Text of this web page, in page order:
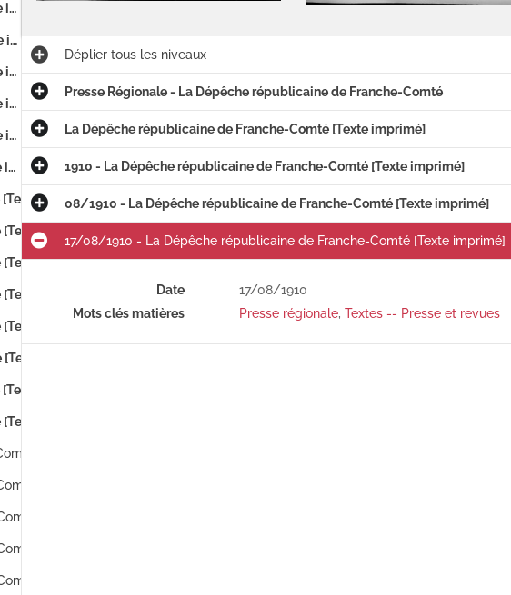
Dépliertous les niveaux
Presse Régionale - La Dépêche républicaine de Franche-Comté
La Dépêche républicaine de Franche-Comté [Texte imprimé]
1910 - La Dépêche républicaine de Franche-Comté [Texte imprimé]
08/1910 - La Dépêche républicaine de Franche-Comté [Texte imprimé]
17/08/1910 - La Dépêche républicaine de Franche-Comté [Texte imprimé]
Date
17/08/1910
Mots clés matières
Presse régionale, Textes -- Presse et revues